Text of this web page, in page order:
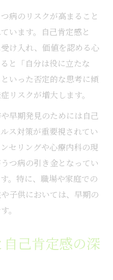
でメンタルヘルスを守
クリニックの特徴を比
時おすすめの相談手順
心のケアを始めるポイ
定感の高め方
ための日常習慣の工夫
ための自己受容トレ
重ねて自信を育てるコ
肯定感を保つ考え方
病のリスクが高まること
います。自己肯定感と
け入れ、価値を認める心
と「自分は役に立たな
いった否定的な思考に傾
リスクが増大します。
早期発見のためには自己
ス対策が重要視されてい
セリングや心療内科の現
つ病の引き金となってい
。特に、職場や家庭での
子供においては、早期の
。
己肯定感の深